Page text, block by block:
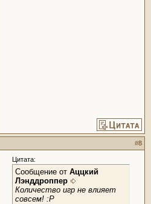
#8
Цитата:
Сообщение от Аццкий
Лэнддроппер
Количество игр не влияет
совсем! :Р